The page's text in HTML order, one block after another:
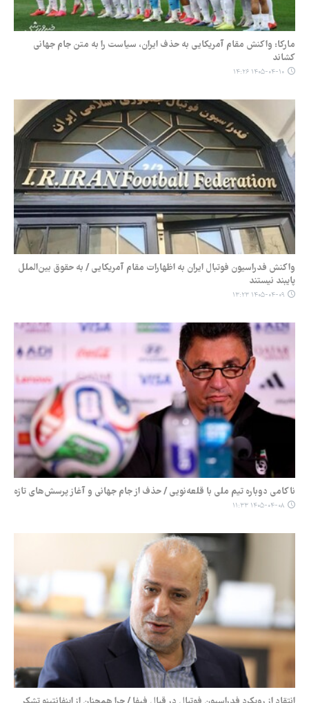
مارکا: واکنش مقام آمریکایی به حذف ایران، سیاست را به متن جام جهانی
کشاند
۱۴۰۵-۰۴-۱۰ ۱۴:۲۶
واکنش فدراسیون فوتبال ایران به اظهارات مقام آمریکایی / به حقوق بین‌الملل
پایبند نیستند
۱۴۰۵-۰۴-۰۹ ۱۳:۲۳
ناکامی دوباره تیم ملی با قلعه‌نویی / حذف از جام جهانی و آغاز پرسش‌های تازه
۱۴۰۵-۰۴-۰۸ ۱۱:۳۳